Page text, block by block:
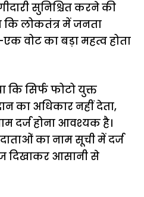
सुनिश्चित करने की
कि लोकतंत्र में जनता
वोट का बड़ा महत्व होता
कि सिर्फ फोटो युक्त
का अधिकार नहीं देता,
दर्ज होना आवश्यक है।
का नाम सूची में दर्ज
दिखाकर आसानी से